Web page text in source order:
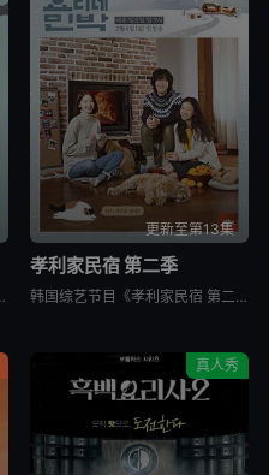
艺节目，由李孝利主持，节目背景为李孝利与丈夫李尚顺音
更新至第13集
孝利家民宿 第二季
韩国综艺节目《孝利家民宿 第二季》又名：효리네 민박2，讲述了：《孝利家民宿 第二季》继续讲述李尚顺、李孝利夫妇在自家民宿接待客人的故事，本季将展现冬季济州岛的美景，而民宿新职员林允儿和短期兼职生朴宝
真人秀